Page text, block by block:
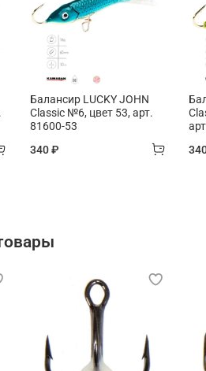
Балансир LUCKY JOHN
Classic №6, цвет 53, арт.
81600-53
340 ₽